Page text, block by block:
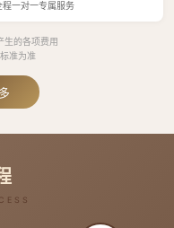
程一对一专属服务
生的各项费用
准为准